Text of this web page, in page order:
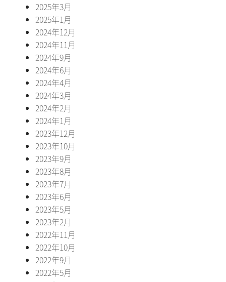
2025年3月
2025年1月
2024年12月
2024年11月
2024年9月
2024年6月
2024年4月
2024年3月
2024年2月
2024年1月
2023年12月
2023年10月
2023年9月
2023年8月
2023年7月
2023年6月
2023年5月
2023年2月
2022年11月
2022年10月
2022年9月
2022年5月